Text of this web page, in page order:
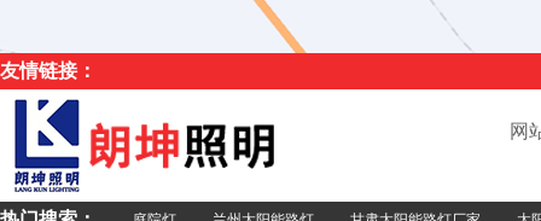
友情链接：
网